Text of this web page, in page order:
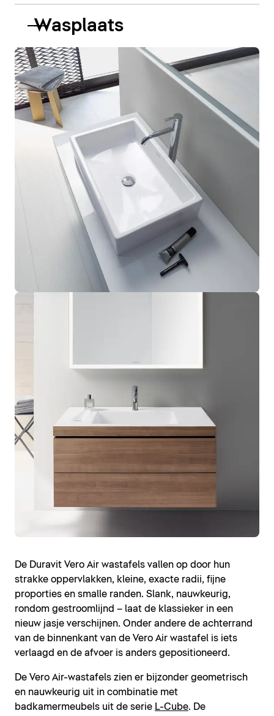
Wasplaats
De Duravit Vero Air wastafels vallen op door hun
strakke oppervlakken, kleine, exacte radii, fijne
proporties en smalle randen. Slank, nauwkeurig,
rondom gestroomlijnd – laat de klassieker in een
nieuw jasje verschijnen. Onder andere de achterrand
van de binnenkant van de Vero Air wastafel is iets
verlaagd en de afvoer is anders gepositioneerd.
De Vero Air-wastafels zien er bijzonder geometrisch
en nauwkeurig uit in combinatie met
badkamermeubels uit de serie L-Cube. De